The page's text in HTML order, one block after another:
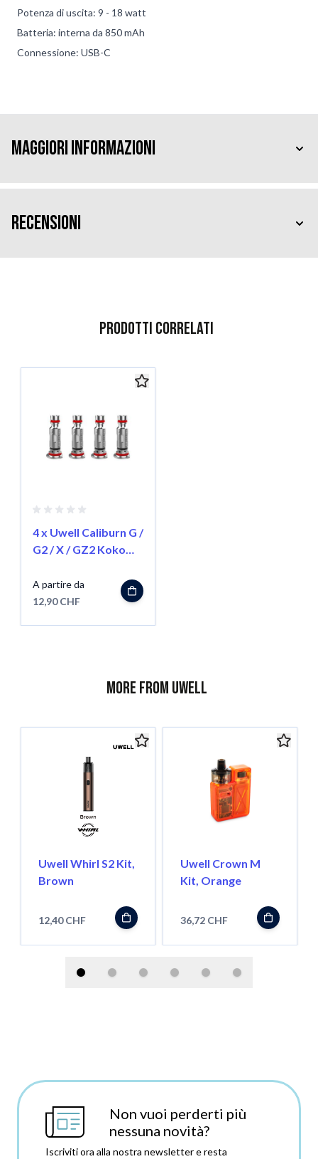
Potenza di uscita: 9 - 18 watt
Batteria: interna da 850 mAh
Connessione: USB-C
Maggiori Informazioni
Recensioni
Prodotti correlati
È possibile navigare tra gli elementi del carosello utilizzando
Salta il carosello
4 x Uwell Caliburn G /
G2 / X / GZ2 Koko
A partire da
12,90 CHF
More from Uwell
Uwell Whirl S2 Kit,
Brown
12,40 CHF
Uwell Crown M
Kit, Orange
36,72 CHF
Non vuoi perderti più
nessuna novità?
Iscriviti ora alla nostra newsletter e resta